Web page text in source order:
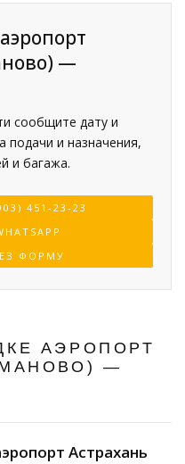
—
сообщите дату и
подачи и назначения,
и багажа.
451-23-23
ФОРМУ
АЭРОПОРТ
—
Астрахань